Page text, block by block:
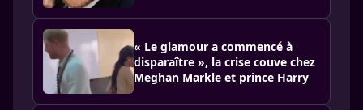
« Le glamour a commencé à
disparaître », la crise couve chez
Meghan Markle et prince Harry